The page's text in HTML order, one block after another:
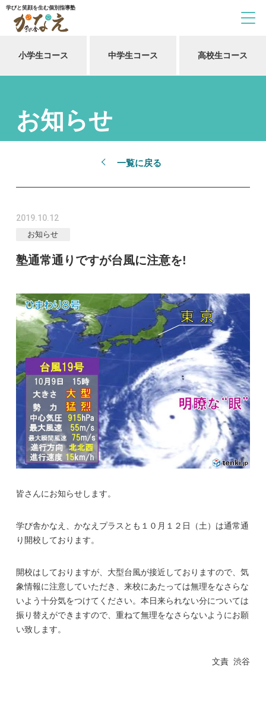
学びと笑顔を生む個別指導塾
小学生コース 中学生コース 高校生コース
お知らせ
一覧に戻る
2019.10.12
お知らせ
塾通常通りですが台風に注意を!
皆さんにお知らせします。
学び舎かなえ、かなえプラスとも１０月１２日（土）は通常通
り開校しております。
開校はしておりますが、大型台風が接近しておりますので、気
象情報に注意していただき、来校にあたっては無理をなさらな
いよう十分気をつけてください。本日来られない分については
振り替えができますので、重ねて無理をなさらないようにお願
い致します。
文責 渋谷